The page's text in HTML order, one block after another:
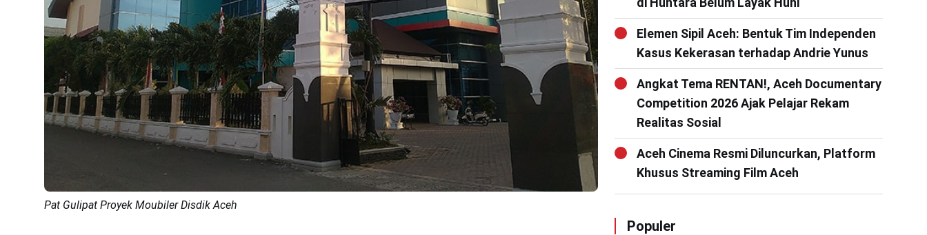
Pat Gulipat Proyek Moubiler Disdik Aceh
Elemen Sipil Aceh: Bentuk Tim Independen
Kasus Kekerasan terhadap Andrie Yunus
Angkat Tema RENTAN!, Aceh Documentary
Competition 2026 Ajak Pelajar Rekam
Realitas Sosial
Aceh Cinema Resmi Diluncurkan, Platform
Khusus Streaming Film Aceh
Populer